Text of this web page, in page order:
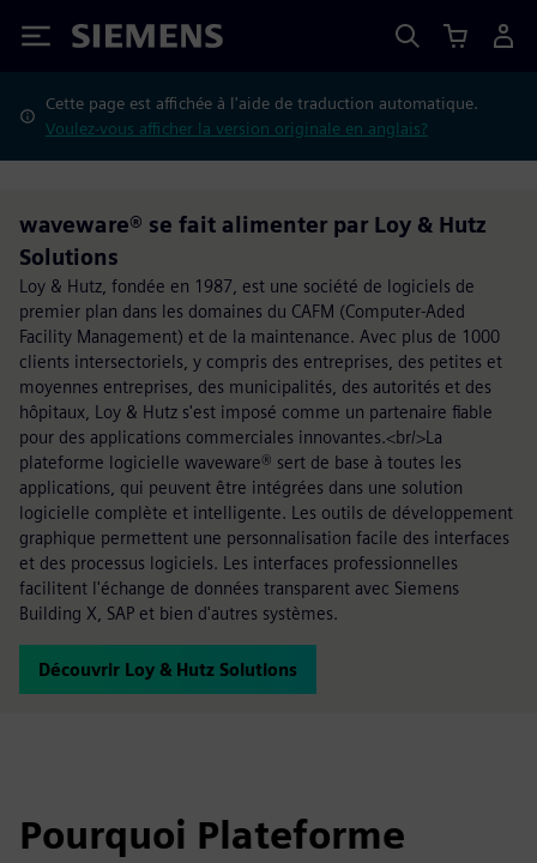
Siemens
Cette page est affichée à l'aide de traduction automatique.
Voulez-vous afficher la version originale en anglais?
waveware® se fait alimenter par Loy & Hutz
Solutions
Loy & Hutz, fondée en 1987, est une société de logiciels de
premier plan dans les domaines du CAFM (Computer-Aded
Facility Management) et de la maintenance. Avec plus de 1000
clients intersectoriels, y compris des entreprises, des petites et
moyennes entreprises, des municipalités, des autorités et des
hôpitaux, Loy & Hutz s'est imposé comme un partenaire fiable
pour des applications commerciales innovantes.<br/>La
plateforme logicielle waveware® sert de base à toutes les
applications, qui peuvent être intégrées dans une solution
logicielle complète et intelligente. Les outils de développement
graphique permettent une personnalisation facile des interfaces
et des processus logiciels. Les interfaces professionnelles
facilitent l'échange de données transparent avec Siemens
Building X, SAP et bien d'autres systèmes.
Découvrir Loy & Hutz Solutions
Pourquoi Plateforme